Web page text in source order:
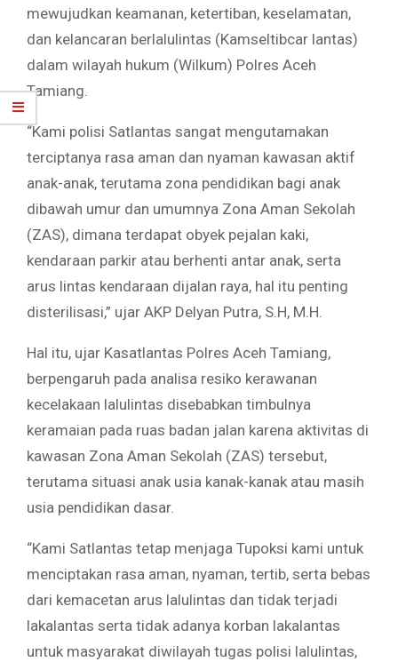
mewujudkan keamanan, ketertiban, keselamatan,
dan kelancaran berlalulintas (Kamseltibcar lantas)
dalam wilayah hukum (Wilkum) Polres Aceh
Tamiang.
“Kami polisi Satlantas sangat mengutamakan
terciptanya rasa aman dan nyaman kawasan aktif
anak-anak, terutama zona pendidikan bagi anak
dibawah umur dan umumnya Zona Aman Sekolah
(ZAS), dimana terdapat obyek pejalan kaki,
kendaraan parkir atau berhenti antar anak, serta
arus lintas kendaraan dijalan raya, hal itu penting
disterilisasi,” ujar AKP Delyan Putra, S.H, M.H.
Hal itu, ujar Kasatlantas Polres Aceh Tamiang,
berpengaruh pada analisa resiko kerawanan
kecelakaan lalulintas disebabkan timbulnya
keramaian pada ruas badan jalan karena aktivitas di
kawasan Zona Aman Sekolah (ZAS) tersebut,
terutama situasi anak usia kanak-kanak atau masih
usia pendidikan dasar.
“Kami Satlantas tetap menjaga Tupoksi kami untuk
menciptakan rasa aman, nyaman, tertib, serta bebas
dari kemacetan arus lalulintas dan tidak terjadi
lakalantas serta tidak adanya korban lakalantas
untuk masyarakat diwilayah tugas polisi lalulintas,